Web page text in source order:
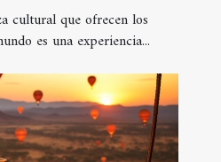
cultural que ofrecen los
es una experiencia...